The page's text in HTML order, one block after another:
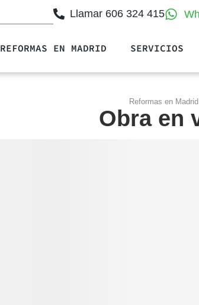
Llamar 606 324 415
REFORMAS EN MADRID SERVICIOS
Reformas en Madrid
Obra en